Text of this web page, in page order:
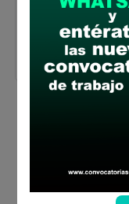
en la
Ver aquí
cronograma